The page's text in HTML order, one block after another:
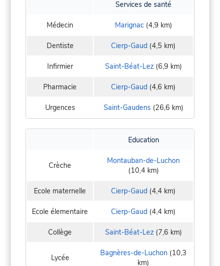
Services de santé
Médecin Marignac(4,9 km)
Dentiste Cierp-Gaud (4,5 km)
Infirmier Saint-Béat-Lez(6,9 km)
Pharmacie Cierp-Gaud (4,6 km)
Urgences Saint-Gaudens(26,6 km)
Education
Crèche
Montauban-de-Luchon
(10,4 km)
Ecole maternelle Cierp-Gaud (4,4 km)
Ecole élementaire Cierp-Gaud (4,4 km)
Collège Saint-Béat-Lez(7,6 km)
Lycée Bagnères-de-Luchon (10,3
km)